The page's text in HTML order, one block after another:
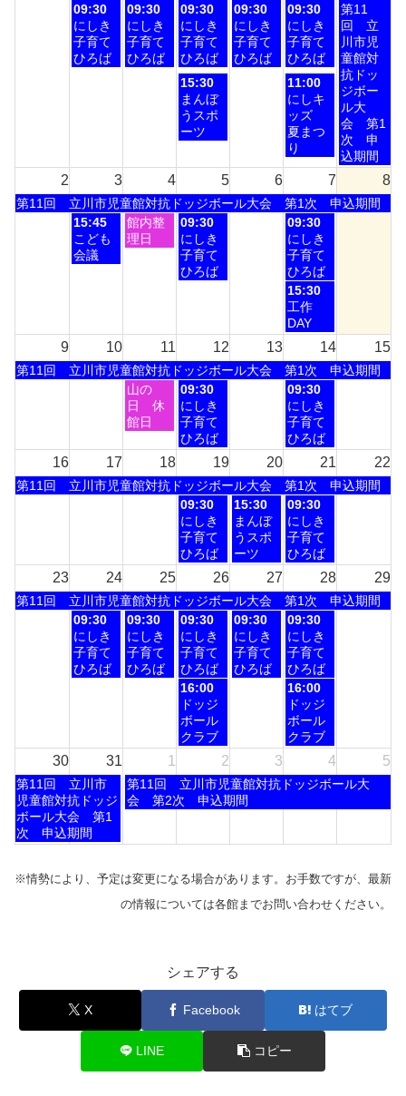
月
曜
日,
7
09:30
にしき
子育て
ひろば
火
曜
日,
7
09:30
にしき
子育て
ひろば
水
曜
日,
7
月
29th
2026
09:30
にしき
子育て
ひろば
木
曜
日,
7
09:30
にしき
子育て
ひろば
金
曜
日,
7
月
31st
2026
09:30
にしき
子育て
ひろば
土
曜
日,
8
月
1st
2026
第11
回 立
川市児
童館対
抗ドッ
ジボー
ル大
会 第1
次 申
込期間
水
曜
日,
7
29th
15:30
まんぼ
うスポ
ーツ
金
曜
日,
7
月
31st
11:00
にしキ
ッズ
夏まつ
り
2 3 4 5 6 7 8
土
第11回 立川市児童館対抗ドッジボール大会 第1次 申込期間
月
曜
日,
15:45
こども
会議
火
曜
館内整
理日
水
曜
日,
8
09:30
にしき
子育て
ひろば
金
曜
日,
8
月
7th
2026
09:30
にしき
子育て
ひろば
金
曜
日,
8
7th
2026
15:30
工作
DAY
9 10 11 12 13 14 15
土
1st
第11回 立川市児童館対抗ドッジボール大会 第1次 申込期間
火
曜
日,
月
2026
山の
日 休
館日
水
曜
日,
8
月
2026
09:30
にしき
子育て
ひろば
金
曜
日,
8
月
2026
09:30
にしき
子育て
ひろば
16 17 18 19 20 21 22
土
1st
第11回 立川市児童館対抗ドッジボール大会 第1次 申込期間
水
曜
日,
8
月
2026
09:30
にしき
子育て
ひろば
木
曜
日,
8
月
2026
15:30
まんぼ
うスポ
ーツ
金
曜
日,
8
月
2026
09:30
にしき
子育て
ひろば
23 24 25 26 27 28 29
土
第11回 立川市児童館対抗ドッジボール大会 第1次 申込期間
月
曜
日,
8
09:30
にしき
子育て
ひろば
火
曜
日,
8
09:30
にしき
子育て
ひろば
水
曜
日,
8
月
26th
2026
09:30
にしき
子育て
ひろば
木
曜
日,
8
09:30
にしき
子育て
ひろば
金
曜
日,
8
月
28th
2026
09:30
にしき
子育て
ひろば
水
曜
日,
8
月
2026
16:00
ドッジ
ボール
クラブ
金
曜
日,
8
月
2026
16:00
ドッジ
ボール
クラブ
30 31 1 2 3 4 5
土
曜
日,
8
月
2026
第11回 立川市
児童館対抗ドッジ
ボール大会 第1
次 申込期間
火
曜
月
2026
第11回 立川市児童館対抗ドッジボール大
会 第2次 申込期間
※情勢により、予定は変更になる場合があります。お手数ですが、最新
の情報については各館までお問い合わせください。
シェアする
X Facebook はてブ
LINE コピー